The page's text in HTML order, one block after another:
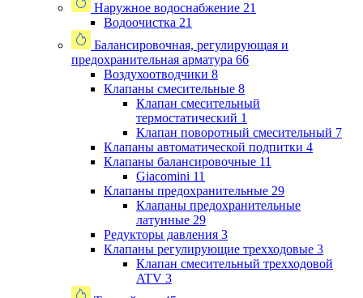
Наружное водоснабжение 21
Водоочистка 21
Балансировочная, регулирующая и
предохранительная арматура 66
Воздухоотводчики 8
Клапаны cмесительные 8
Клапан cмесительный
термостатический 1
Клапан поворотный cмесительный 7
Клапаны автоматической подпитки 4
Клапаны балансировочные 11
Giacomini 11
Клапаны предохранительные 29
Клапаны предохранительные
латунные 29
Редукторы давления 3
Клапаны регулирующие трехходовые 3
Клапан смесительный трехходовой
ATV 3